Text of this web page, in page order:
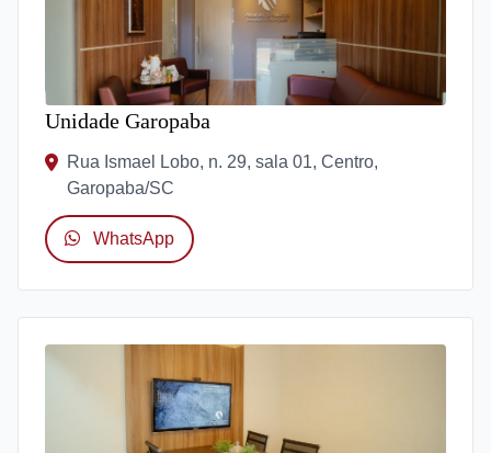
Unidade Garopaba
Rua Ismael Lobo, n. 29, sala 01, Centro,
Garopaba/SC
WhatsApp